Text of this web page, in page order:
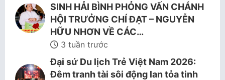
SINH HẢI BÌNH PHỎNG VẤN CHÁNH
HỘI TRƯỞNG CHÍ ĐẠT – NGUYỄN
HỮU NHƠN VỀ CÁC…
3 tuần trước
Đại sứ Du lịch Trẻ Việt Nam 2026:
Đêm tranh tài sôi động lan tỏa tinh